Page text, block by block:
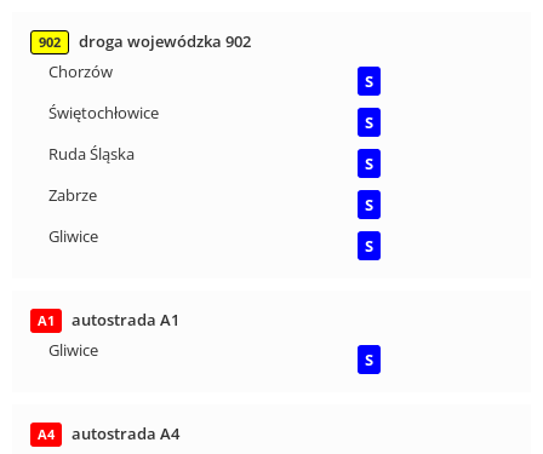
902
droga wojewódzka 902
Chorzów
S
Świętochłowice
S
Ruda Śląska
S
Zabrze
S
Gliwice
S
A1
autostrada A1
Gliwice
S
A4
autostrada A4